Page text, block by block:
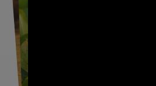
er één gebied dat er met kop en
voor het spotten van jaguars:
het einde van de Transpantaneira-
epicentrum voor gespecialiseerde
verkent u hier de rivieroevers, de